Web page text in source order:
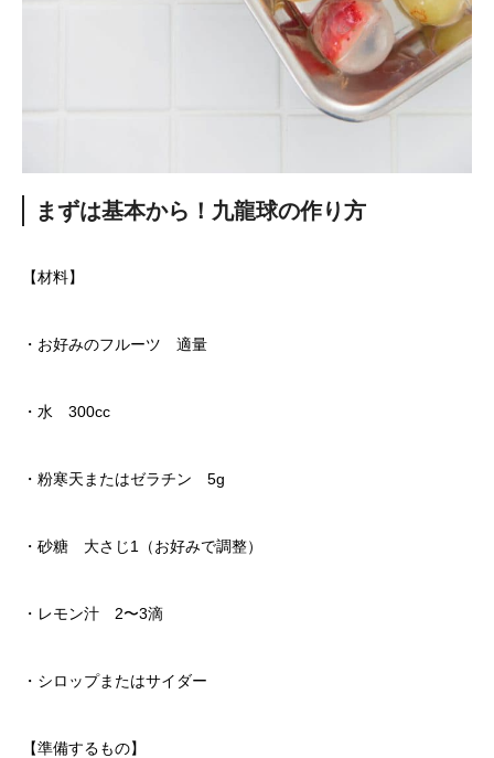
まずは基本から！九龍球の作り方
【材料】
・お好みのフルーツ 適量
・水 300cc
・粉寒天またはゼラチン 5g
・砂糖 大さじ1（お好みで調整）
・レモン汁 2〜3滴
・シロップまたはサイダー
【準備するもの】